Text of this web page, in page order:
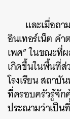
และเมื่อถ
อินเทอร์เน็ต ค
เพศ” ในขณะที่
เกิดขึ้นในพื้นที่
โรงเรียน สถา
ที่ครอบครัวรู้จัก
ประณามว่าเป็น